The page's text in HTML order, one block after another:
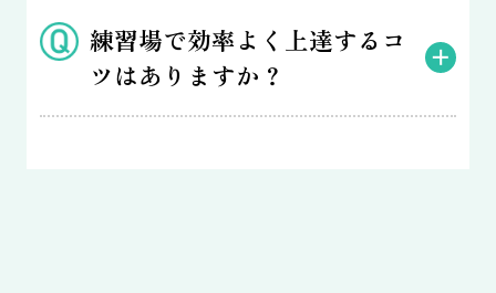
練習場で効率よく上達するコ
ツはありますか？